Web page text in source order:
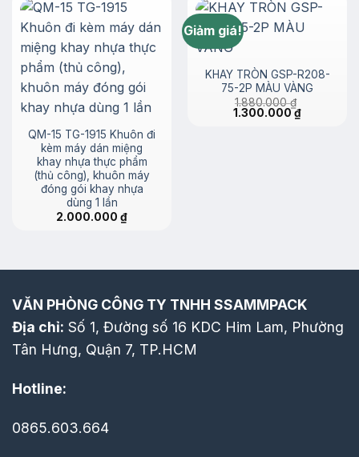
QM-15 TG-1915 Khuôn đi
kèm máy dán miệng
khay nhựa thực phẩm
(thủ công), khuôn máy
đóng gói khay nhựa
dùng 1 lần
2.000.000 ₫
Giảm giá!
KHAY TRÒN GSP-R208-
75-2P MÀU VÀNG
1.880.000₫
Giá
1.300.000₫Giá
VĂN PHÒNG CÔNG TY TNHH SSAMMPACK
Địa chỉ: Số 1, Đường số 16 KDC Him Lam, Phường
Tân Hưng, Quận 7, TP.HCM
Hotline:
0865.603.664